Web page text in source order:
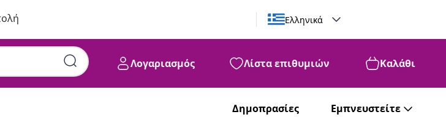
Ελληνικά
Λογαριασμός Λίστα επιθυμιών Καλάθι
Δημοπρασίες Εμπνευστείτε